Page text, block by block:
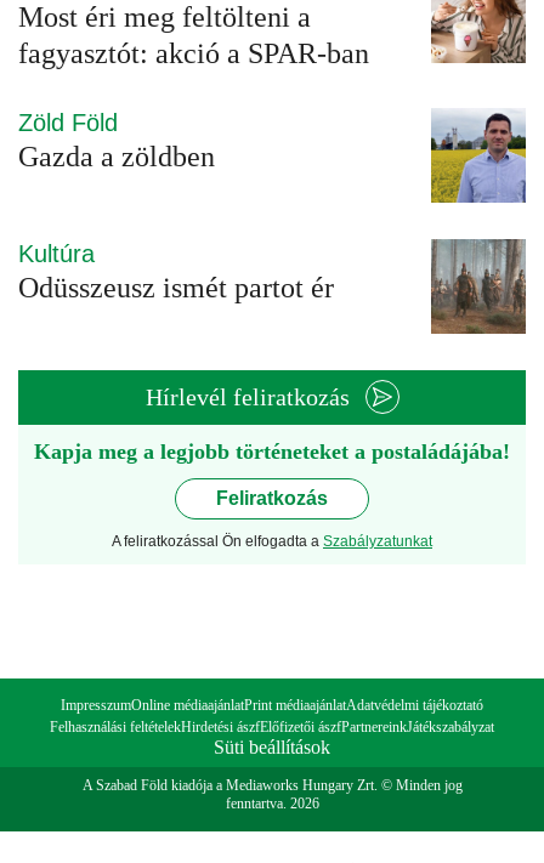
Most éri meg feltölteni a
fagyasztót: akció a SPAR-ban
Zöld Föld
Gazda a zöldben
Kultúra
Odüsszeusz ismét partot ér
Hírlevél feliratkozás
Kapja meg a legjobb történeteket a postaládájába!
Feliratkozás
A feliratkozással Ön elfogadta a Szabályzatunkat
ImpresszumOnline médiaajánlatPrint médiaajánlatAdatvédelmi tájékoztató
Felhasználási feltételekHirdetési ászfElőfizetői ászfPartnereinkJátékszabályzat
Süti beállítások
A Szabad Föld kiadója a Mediaworks Hungary Zrt. © Minden jog
fenntartva. 2026